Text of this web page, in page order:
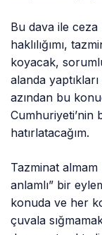
Bu dava ile
haklılığımı,
koyacak,
alanda
azından bu
Cumhuriyeti’nin
hatırlatacağım.
Tazminat
anlamlı” bir
konuda ve her
çuvala